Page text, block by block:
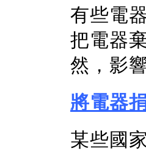
有些電
把電器
然，影
將電器
某些國